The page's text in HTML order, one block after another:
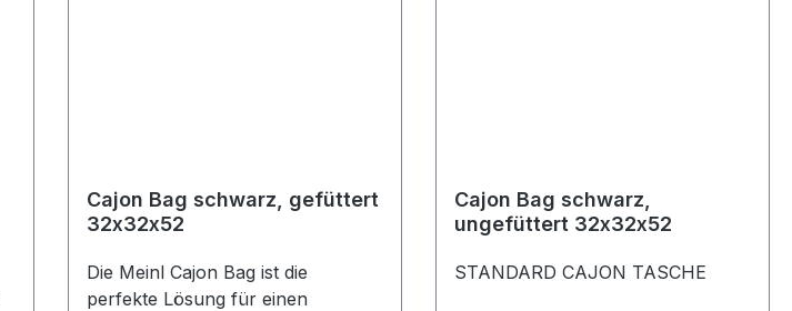
Cajon Bag schwarz, gefüttert
32x32x52
Die Meinl Cajon Bag ist die
perfekte Lösung für einen
Cajon Bag schwarz,
ungefüttert 32x32x52
STANDARD CAJON TASCHE